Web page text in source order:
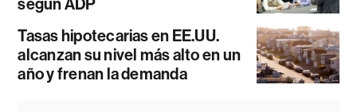
Tasas hipotecarias en EE.UU.
alcanzan su nivel más alto en un
año y frenan la demanda